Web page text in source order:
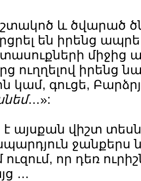
և ծվարած
են իրենց
ուղղելով իրենց
կամ, գուցե,
…»:
այսքան վիշտ
ջանքերս
որ դեռ
…